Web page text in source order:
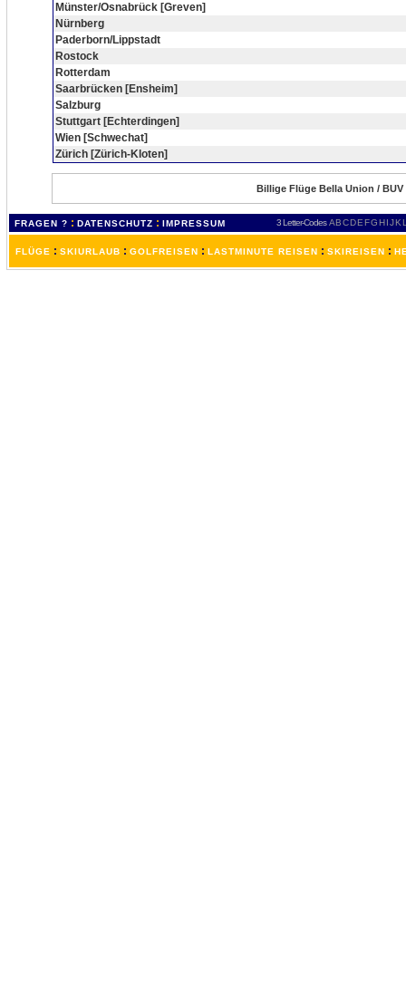
Münster/Osnabrück [Greven]
Nürnberg
Paderborn/Lippstadt
Rostock
Rotterdam
Saarbrücken [Ensheim]
Salzburg
Stuttgart [Echterdingen]
Wien [Schwechat]
Zürich [Zürich-Kloten]
Billige Flüge Bella Union /
FRAGEN ? : DATENSCHUTZ : IMPRESSUM 3 Letter-Codes ABCDEFGH IJKL
FLÜGE : SKIURLAUB : GOLFREISEN : LASTMINUTE REISEN : SKIREISEN :